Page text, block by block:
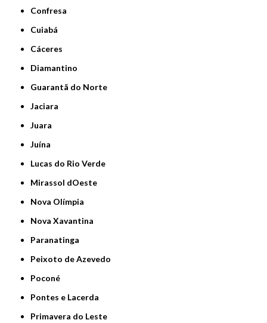
Confresa
Cuiabá
Cáceres
Diamantino
Guarantã do Norte
Jaciara
Juara
Juína
Lucas do Rio Verde
Mirassol dOeste
Nova Olímpia
Nova Xavantina
Paranatinga
Peixoto de Azevedo
Poconé
Pontes e Lacerda
Primavera do Leste